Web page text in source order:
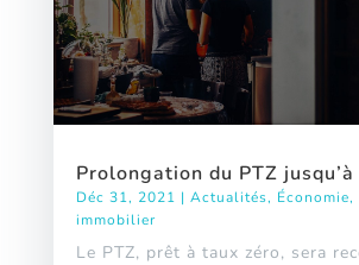
Prolongation du PTZ
Déc 31, 2021 | Actualités, Économie,
immobilier
Le PTZ, prêt à taux zéro, sera